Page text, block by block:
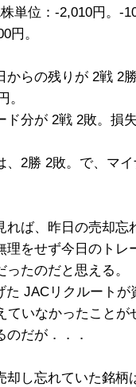
単位：-2,010円。-
円。
からの残りが 2戦 2
。
ド分が 2戦 2敗。損
、2勝 2敗。で、マ
れば、昨日の売却忘
理をせず今日のトレ
ったのだと思える。
た JACリクルートが
ていなかったことが
のだが．．．
却し忘れていた銘柄